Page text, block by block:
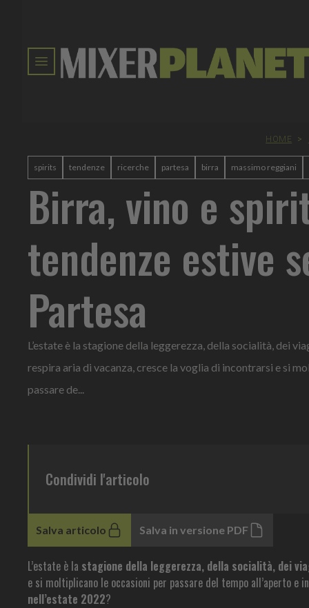
HOME >
spirits tendenze ricerche partesa birra massimo reggiani
Birra, vino e
tendenze estive
Partesa
L’estate è la stagione della leggerezza, della socialità, dei
respira aria di vacanza, cresce la voglia di incontrarsi e si
passare de...
Condividi l'articolo
Salva articolo Salva in versione PDF
L’estate è la stagione della leggerezza, della socialità, dei
e si moltiplicano le occasioni per passare del tempo all’aperto e
nell’estate 2022?